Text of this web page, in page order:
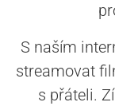
S naším
streamovat
s přáteli.